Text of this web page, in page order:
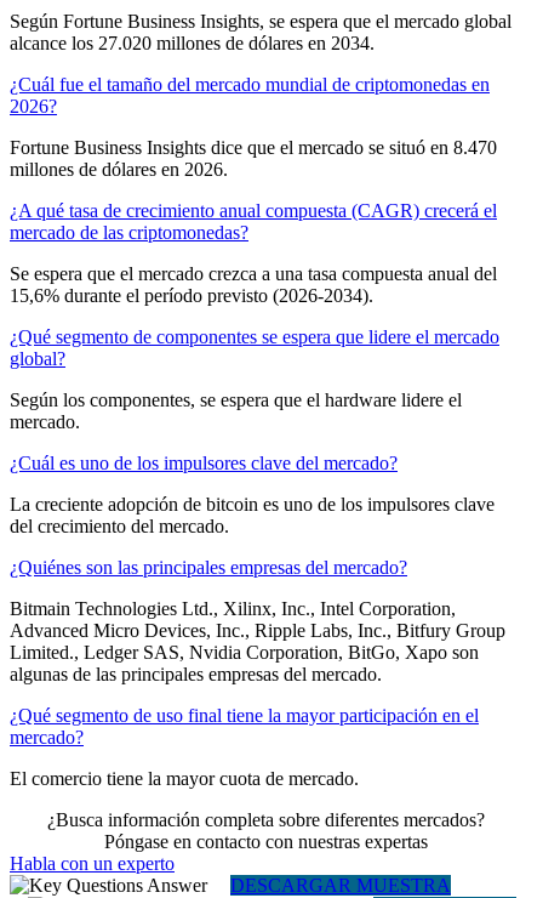
Según Fortune Business Insights, se espera que el mercado global
alcance los 27.020 millones de dólares en 2034.
¿Cuál fue el tamaño del mercado mundial de criptomonedas en
2026?
Fortune Business Insights dice que el mercado se situó en 8.470
millones de dólares en 2026.
¿A qué tasa de crecimiento anual compuesta (CAGR) crecerá el
mercado de las criptomonedas?
Se espera que el mercado crezca a una tasa compuesta anual del
15,6% durante el período previsto (2026-2034).
¿Qué segmento de componentes se espera que lidere el mercado
global?
Según los componentes, se espera que el hardware lidere el
mercado.
¿Cuál es uno de los impulsores clave del mercado?
La creciente adopción de bitcoin es uno de los impulsores clave
del crecimiento del mercado.
¿Quiénes son las principales empresas del mercado?
Bitmain Technologies Ltd., Xilinx, Inc., Intel Corporation,
Advanced Micro Devices, Inc., Ripple Labs, Inc., Bitfury Group
Limited., Ledger SAS, Nvidia Corporation, BitGo, Xapo son
algunas de las principales empresas del mercado.
¿Qué segmento de uso final tiene la mayor participación en el
mercado?
El comercio tiene la mayor cuota de mercado.
¿Busca información completa sobre diferentes mercados?
Póngase en contacto con nuestras expertas
Habla con un experto
DESCARGAR MUESTRA